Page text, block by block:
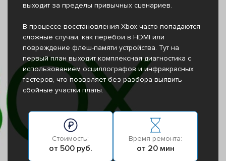
выходит за пределы привычных сценариев.
В процессе восстановления Xbox часто попадаются
сложные случаи, как перебои в HDMI или
повреждение флеш-памяти устройства. Тут на
первый план выходит комплексная диагностика с
использованием осциллографов и инфракрасных
тестеров, что позволяет без разбора выявить
сбойные участки платы.
Стоимость:
от 500 руб.
Время ремонта:
от 20 мин